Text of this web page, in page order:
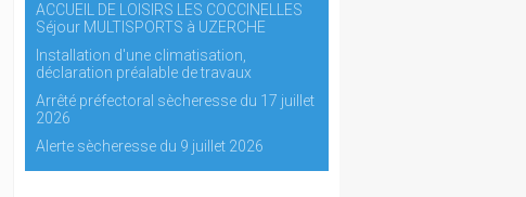
ACCUEIL DE LOISIRS LES COCCINELLES
Séjour MULTISPORTS à UZERCHE
Installation d'une climatisation,
déclaration préalable de travaux
Arrêté préfectoral sècheresse du 17 juillet
2026
Alerte sècheresse du 9 juillet 2026